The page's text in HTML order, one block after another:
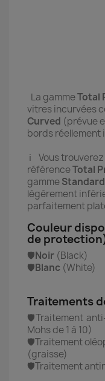
La gammeTotal
vitres incurvées
Curved (prévue
bords réellement
ℹ️ Vous
référenceTotal
gamme
légèrement
parfaitement
Couleur
de
🛡️Noir (Black)
🛡️Blanc (White)
Traitements
🛡️Traitement
Mohs de 1 à 10)
🛡️Traitement
(graisse)
🛡️Traitement